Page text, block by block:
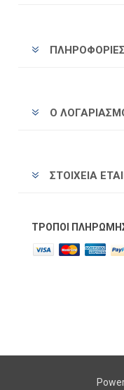
ΠΛΗΡΟΦΟΡΊΕΣ
Ο
ΣΤΟΙΧΕΊΑ
ΤΡΌΠΟΙ